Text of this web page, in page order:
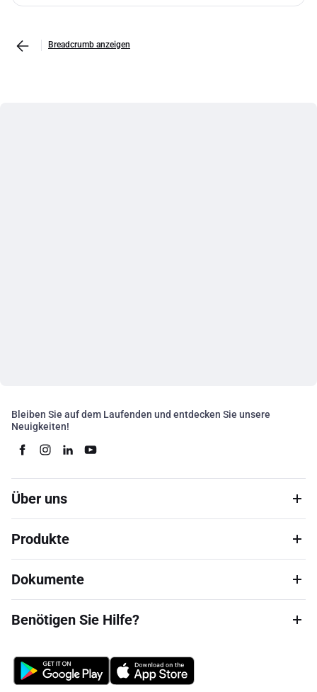
Breadcrumb anzeigen
Bleiben Sie auf dem Laufenden und entdecken Sie unsere
Neuigkeiten!
Über uns
Produkte
Dokumente
Benötigen Sie Hilfe?